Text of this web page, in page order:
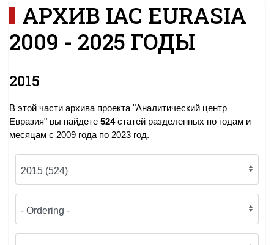
АРХИВ IAC EURASIA
2009 - 2025 ГОДЫ
2015
В этой части архива проекта "Аналитический центр
Евразия" вы найдете 524статей разделенных по годам и
месяцам с 2009 года по 2023 год.